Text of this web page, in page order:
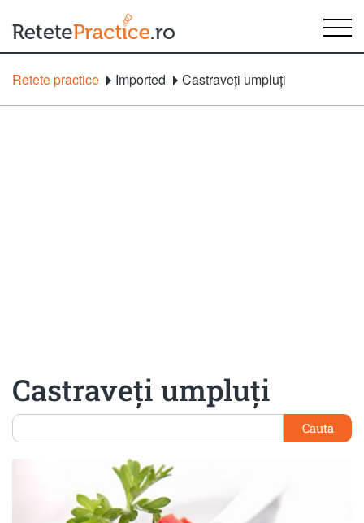
Retete practice Imported Castraveţi umpluţi
Castraveţi umpluţi
Cauta